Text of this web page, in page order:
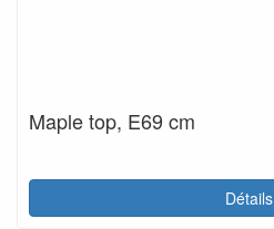
Maple top, E69 cm
Détails